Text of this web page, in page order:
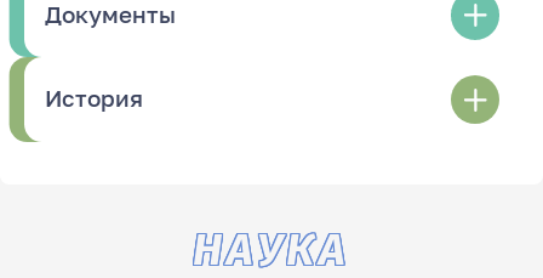
Документы
История
НАУКА